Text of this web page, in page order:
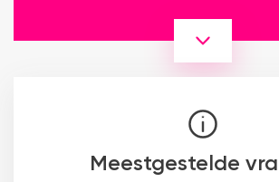
Meestgestelde